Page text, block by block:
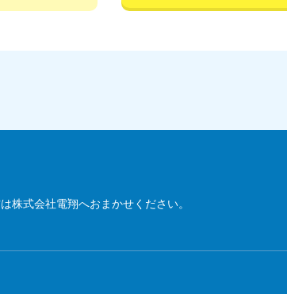
株式会社電翔へおまかせください。